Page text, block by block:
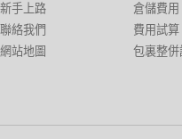
新手上路
聯絡我們
網站地圖
倉儲費用
費用試算
包裏整併